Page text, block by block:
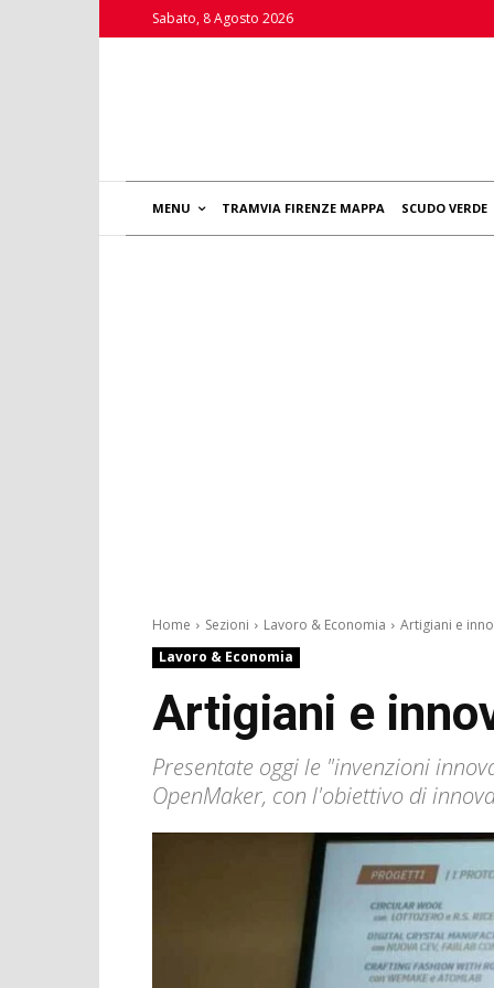
Sabato, 8 Agosto 2026
MENU TRAMVIA FIRENZE MAPPA SCUDO VERDE
Home Sezioni Lavoro & Economia
Artigiani e
Lavoro & Economia
Artigiani e
Presentate oggi le "invenzioni
OpenMaker, con l'obiettivo di